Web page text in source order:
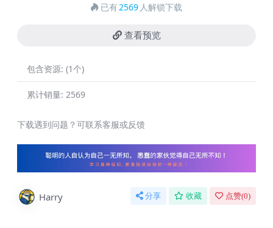
已有2569 人解锁下载
查看预览
包含资源: (1个)
累计销量: 2569
下载遇到问题？可联系客服或反馈
Harry 分享 收藏 点赞(0)